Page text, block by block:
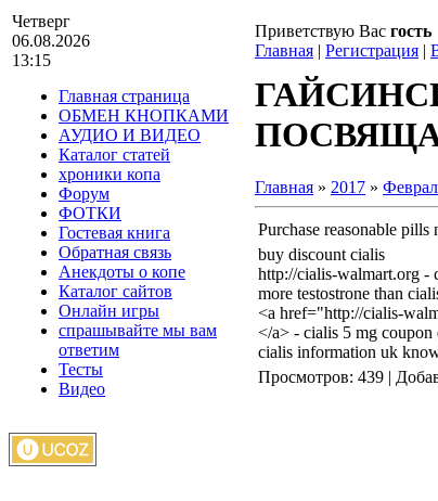
Четверг
06.08.2026
13:15
Приветствую Вас гость
Главная | Регистрация |
Главная страница
ОБМЕН КНОПКАМИ
АУДИО И ВИДЕО
Каталог статей
хроники копа
Форум
ФОТКИ
Гостевая книга
Обратная связь
Анекдоты о копе
Каталог сайтов
Онлайн игры
спрашывайте мы вам
ответим
Тесты
Видео
Главная » 2017 »
Purchase reasonable pills
buy discount cialis
http://cialis-walmart.org -
more testostrone than
<a href="http://cialis-
</a> - cialis 5 mg coupon
cialis information uk
Просмотров: 439 |